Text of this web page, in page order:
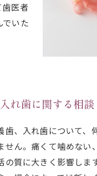
医者
いた
れ歯に関する相
歯、入れ歯について
せん。痛くて噛めな
の質に大きく影響し